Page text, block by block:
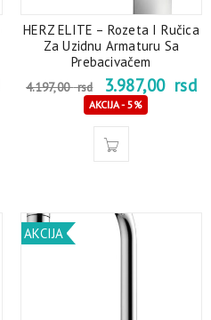
HERZ ELITE – Rozeta I Ručica
Za Uzidnu Armaturu Sa
Prebacivačem
4.197,00rsd 3.987,00 rsd
AKCIJA - 5%
AKCIJA